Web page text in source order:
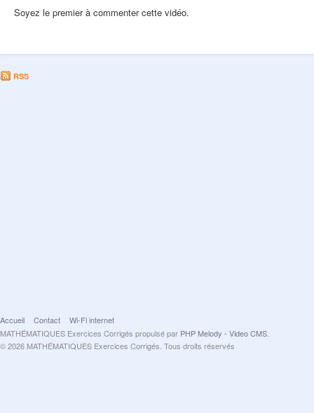
Soyez le premier à commenter cette vidéo.
RSS
Accueil Contact
Wi-Fi internet
MATHÉMATIQUES Exercices Corrigés propulsé par PHP Melody - Video CMS
© 2026 MATHÉMATIQUES Exercices Corrigés. Tous droits réservés